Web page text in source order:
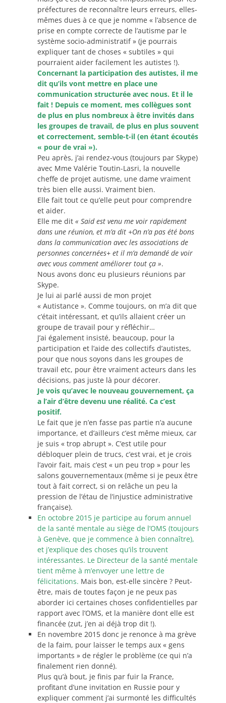
préfectures de reconnaître leurs erreurs, elles-
mêmes dues à ce que je nomme « l’absence de
prise en compte correcte de l’autisme par le
système socio-administratif » (je pourrais
expliquer tant de choses « subtiles » qui
pourraient aider facilement les autistes !).
Concernant la participation des autistes, il me
dit qu’ils vont mettre en place une
communication structurée avec nous. Et il le
fait ! Depuis ce moment, mes collègues sont
de plus en plus nombreux à être invités dans
les groupes de travail, de plus en plus souvent
et correctement, semble-t-il (en étant écoutés
« pour de vrai »).
Peu après, j’ai rendez-vous (toujours par Skype)
avec Mme Valérie Toutin-Lasri, la nouvelle
cheffe de projet autisme, une dame vraiment
très bien elle aussi. Vraiment bien.
Elle fait tout ce qu’elle peut pour comprendre
et aider.
Elle me dit « Said est venu me voir rapidement
dans une réunion, et m’a dit +On n’a pas été bons
dans la communication avec les associations de
personnes concernées+ et il m’a demandé de voir
avec vous comment améliorer tout ça ».
Nous avons donc eu plusieurs réunions par
Skype.
Je lui ai parlé aussi de mon projet
« Autistance ». Comme toujours, on m’a dit que
c’était intéressant, et qu’ils allaient créer un
groupe de travail pour y réfléchir…
J’ai également insisté, beaucoup, pour la
participation et l’aide des collectifs d’autistes,
pour que nous soyons dans les groupes de
travail etc, pour être vraiment acteurs dans les
décisions, pas juste là pour décorer.
Je vois qu’avec le nouveau gouvernement, ça
a l’air d’être devenu une réalité. Ca c’est
positif.
Le fait que je n’en fasse pas partie n’a aucune
importance, et d’ailleurs c’est même mieux, car
je suis « trop abrupt ». C’est utile pour
débloquer plein de trucs, c’est vrai, et je crois
l’avoir fait, mais c’est « un peu trop » pour les
salons gouvernementaux (même si je peux être
tout à fait correct, si on relâche un peu la
pression de l’étau de l’injustice administrative
française).
En octobre 2015 je participe au forum annuel
de la santé mentale au siège de l’OMS (toujours
à Genève, que je commence à bien connaître),
et j’explique des choses qu’ils trouvent
intéressantes. Le Directeur de la santé mentale
tient même à m’envoyer une lettre de
félicitations. Mais bon, est-elle sincère ? Peut-
être, mais de toutes façon je ne peux pas
aborder ici certaines choses confidentielles par
rapport avec l’OMS, et la manière dont elle est
financée (zut, j’en ai déjà trop dit !).
En novembre 2015 donc je renonce à ma grève
de la faim, pour laisser le temps aux « gens
importants » de régler le problème (ce qui n’a
finalement rien donné).
Plus qu’à bout, je finis par fuir la France,
profitant d’une invitation en Russie pour y
expliquer comment j’ai surmonté les difficultés